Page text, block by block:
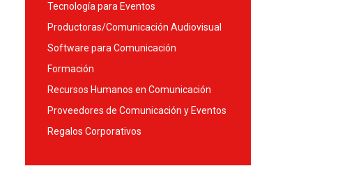
Tecnología para Eventos
Productoras/Comunicación Audiovisual
Software para Comunicación
Formación
Recursos Humanos en Comunicación
Proveedores de Comunicación y Eventos
Regalos Corporativos